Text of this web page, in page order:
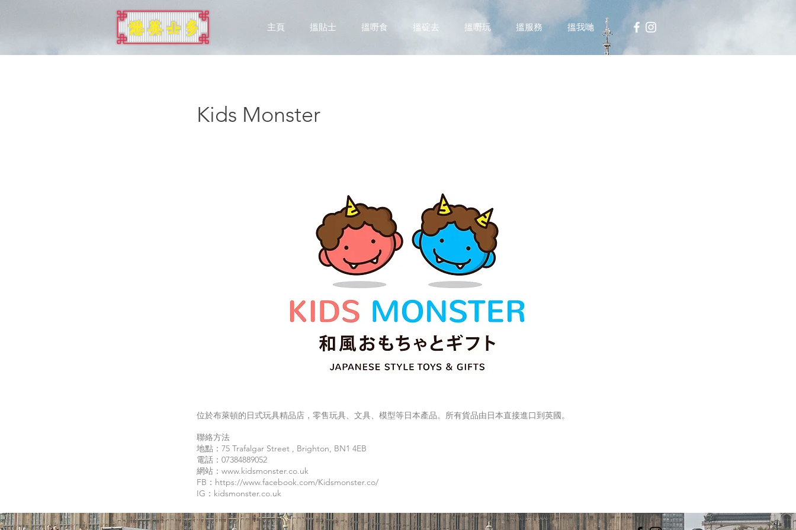
主頁 搵貼士 搵嘢食 搵碇去 搵嘢玩 搵服務 搵我哋
Kids Monster
位於布萊頓的日式玩具精品店，零售玩具、文具、模型等日本產品。所有貨品由日本直接進口到英國。
聯絡方法
地點：75 Trafalgar Street , Brighton, BN1 4EB
電話：07384889052
網站： www.kidsmonster.co.uk
FB： https://www.facebook.com/Kidsmonster.co/
IG： kidsmonster.co.uk